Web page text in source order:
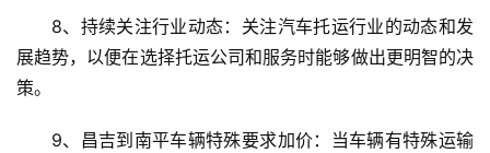
8、持续关注行业动态：关注汽车托运行业的动态和发
展趋势，以便在选择托运公司和服务时能够做出更明智的决
策。
9、昌吉到南平车辆特殊要求加价：当车辆有特殊运输